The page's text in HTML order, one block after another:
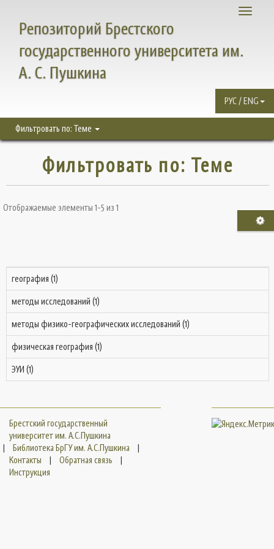
Toggle
Репозиторий Брестского
государственного университета им.
А. С. Пушкина
РУС / ENG
Фильтровать по: Теме
Фильтровать по: Теме
Отображаемые элементы 1-5 из 1
география (1)
методы исследований (1)
методы физико-географических исследований (1)
физическая география (1)
ЭУИ (1)
Брестский государственный
университет им. А.С.Пушкина
|
Библиотека БрГУ им. А.С.Пушкина
|
Контакты
| Обратная связь
|
Инструкция